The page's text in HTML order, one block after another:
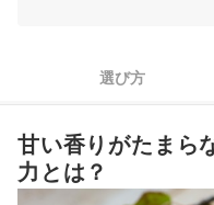
5 ノンカフェイン派は
フルーツティー全42商品お
フルーツティーは手作りでき
選び方
甘い香りがたまら
力とは？